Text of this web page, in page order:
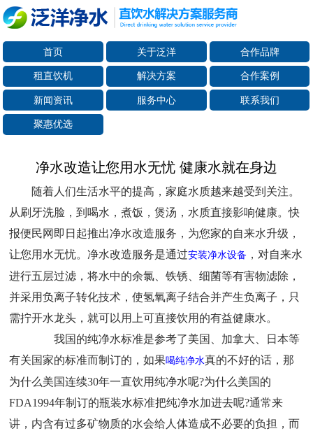
首页 关于泛洋 合作品牌
租直饮机 解决方案 合作案例
新闻资讯 服务中心 联系我们
聚惠优选
净水改造让您用水无忧 健康水就在身边
随着人们生活水平的提高，家庭水质越来越受到关注。
从刷牙洗脸，到喝水，煮饭，煲汤，水质直接影响健康。快
报便民网即日起推出净水改造服务，为您家的自来水升级，
让您用水无忧。净水改造服务是通过安装净水设备 ，对自来水
进行五层过滤，将水中的余氯、铁锈、细菌等有害物滤除，
并采用负离子转化技术，使氢氧离子结合并产生负离子，只
需拧开水龙头，就可以用上可直接饮用的有益健康水。
我国的纯净水标准是参考了美国、加拿大、日本等
有关国家的标准而制订的，如果喝纯净水真的不好的话，那
为什么美国连续30年一直饮用纯净水呢?为什么美国的
FDA1994年制订的瓶装水标准把纯净水加进去呢?通常来
讲，内含有过多矿物质的水会给人体造成不必要的负担，而